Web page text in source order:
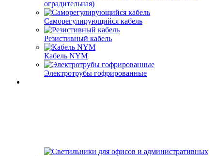
оградительная)
Саморегулирующийся кабель
Резистивный кабель
Кабель NYM
Электротрубы гофрированные